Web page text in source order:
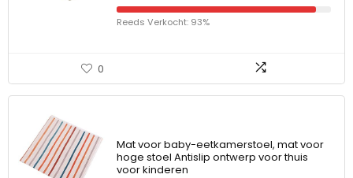
Reeds Verkocht: 93%
0
Mat voor baby-eetkamerstoel, mat voor
hoge stoel Antislip ontwerp voor thuis
voor kinderen